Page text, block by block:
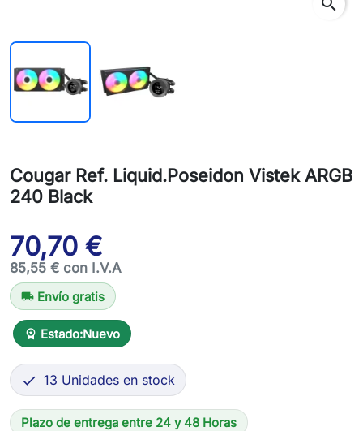
search
Cougar Ref. Liquid.Poseidon Vistek ARGB
240 Black
70,70 €
85,55 € con I.V.A
local_shipping Envío gratis
workspace_premium Estado:Nuevo
 13 Unidades en stock
Plazo de entrega entre 24 y 48 Horas